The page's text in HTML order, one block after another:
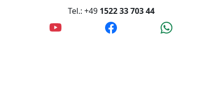
1522 33 703 44